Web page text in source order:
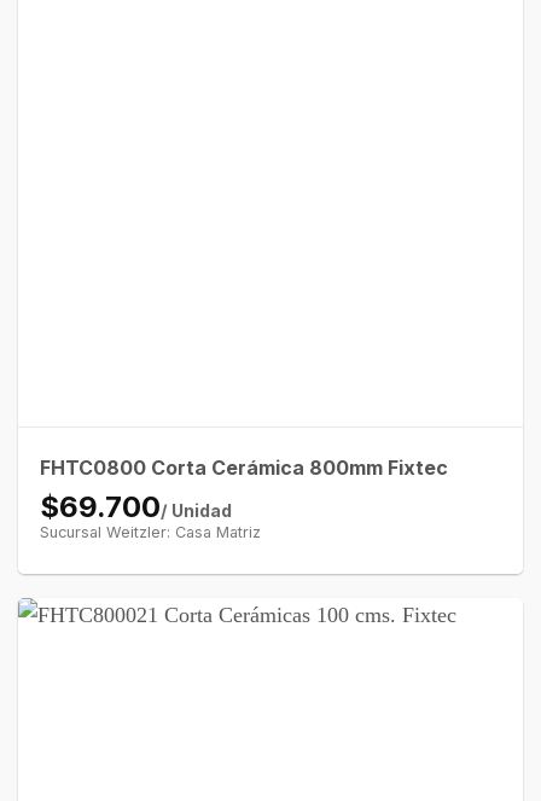
FHTC0800 Corta Cerámica 800mm Fixtec
$69.700/ Unidad
Sucursal Weitzler: Casa Matriz